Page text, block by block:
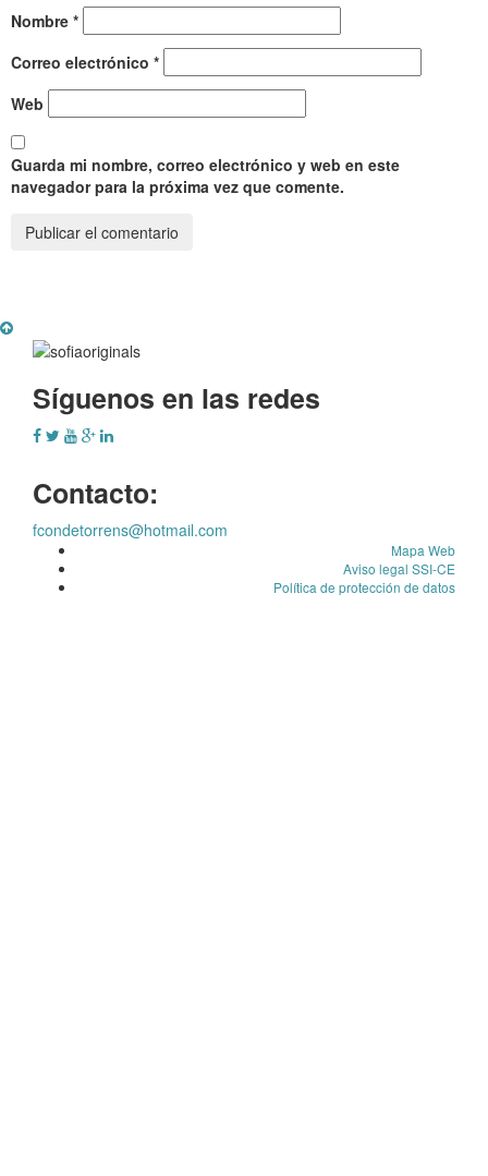
Nombre *
Correo electrónico *
Web
Guarda mi nombre, correo electrónico y web en este
navegador para la próxima vez que comente.
Síguenos en las redes
Contacto:
fcondetorrens@hotmail.com
Mapa Web
Aviso legal SSI-CE
Política de protección de datos